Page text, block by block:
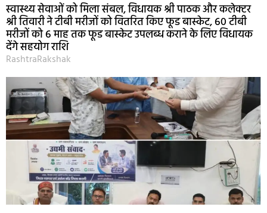
स्वास्थ्य सेवाओं को मिला संबल, विधायक श्री पाठक और कलेक्टर
श्री तिवारी ने टीबी मरीजों को वितरित किए फूड बास्केट, 60 टीबी
मरीजों को 6 माह तक फूड बास्केट उपलब्ध कराने के लिए विधायक
देंगे सहयोग राशि
RashtraRakshak